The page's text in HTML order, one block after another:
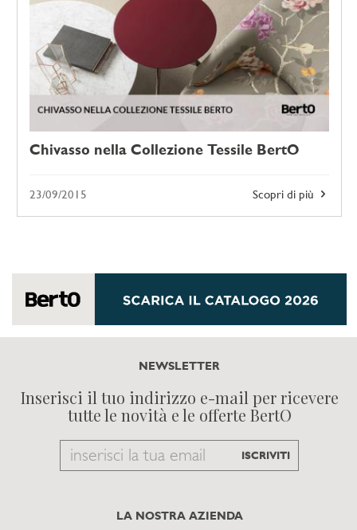
Chivasso nella Collezione Tessile BertO
Scopri di più
23/09/2015
NEWSLETTER
Inserisci il tuo indirizzo e-mail per ricevere
tutte le novità e le offerte BertO
Email
subscribe
ISCRIVITI
LA NOSTRA AZIENDA